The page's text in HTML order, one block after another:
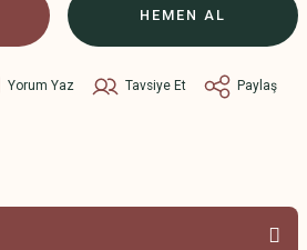
HEMEN AL
Yorum Yaz Tavsiye Et Paylaş